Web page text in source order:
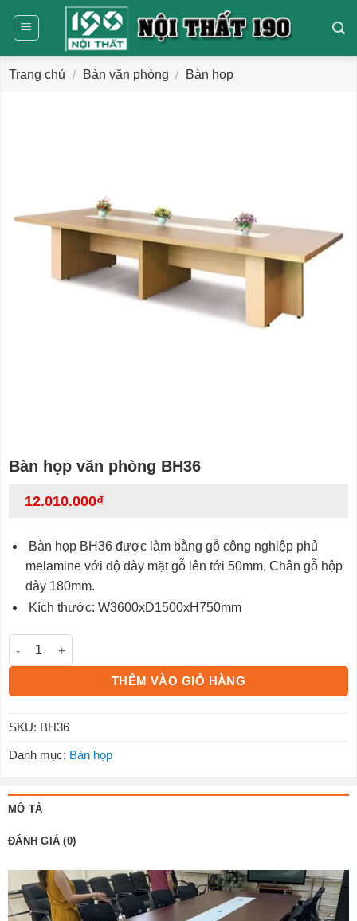
dung
Trang chủ / Bàn văn phòng / Bàn họp
Bàn họp văn phòng BH36
12.010.000₫
Bàn họp BH36 được làm bằng gỗ công nghiệp phủ
melamine với độ dày mặt gỗ lên tới 50mm, Chân gỗ hộp
dày 180mm.
Kích thước: W3600xD1500xH750mm
Bàn họp văn phòng BH36 số lượng
THÊM VÀO GIỎ HÀNG
SKU: BH36
Danh mục: Bàn họp
MÔ TẢ
ĐÁNH GIÁ (0)